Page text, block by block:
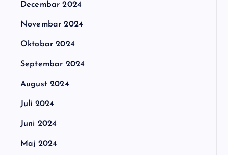
Decembar 2024
Novembar 2024
Oktobar 2024
Septembar 2024
August 2024
Juli 2024
Juni 2024
Maj 2024